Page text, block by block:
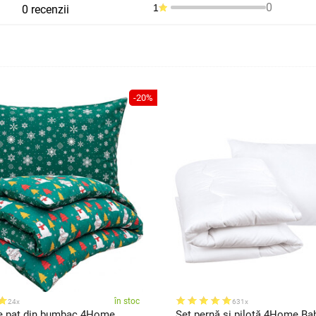
0 recenzii
1 0
-20%
24x în stoc 631x